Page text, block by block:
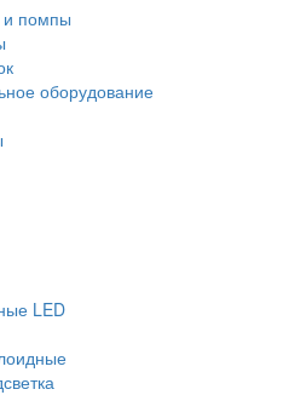
и помпы
оборудование
LED